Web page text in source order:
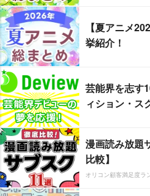
【夏アニメ
挙紹介！
芸能界を志す
ィション・ス
漫画読み放題
比較】
オリコン顧客満足度ラ